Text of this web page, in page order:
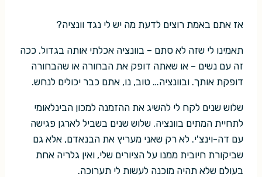
אז אתם באמת רוצים לדעת מה יש לי נגד וונציה?
תאמינו לי שזה לא סתם – בוונציה אכלתי אותה בגדול. ככה
זה עם נשים – או שאתה דופק את הבחורה או שהבחורה
דופקת אותך. ובוונציה… טוב, נו, אתם כבר יכולים לנחש.
שלוש שנים לקח לי להשיג את ההזמנה למכון הבינלאומי
לתחיית המתים בוונציה. שלוש שנים בשביל לארגן פגישה
עם דה-וינצ'י. לא רק שאני מעריץ את הבנאדם, אלא גם
שביקורת חיובית ממנו על הציורים שלי, ואין גלריה אחת
בעולם שלא תהיה מוכנה לעשות לי תערוכה.